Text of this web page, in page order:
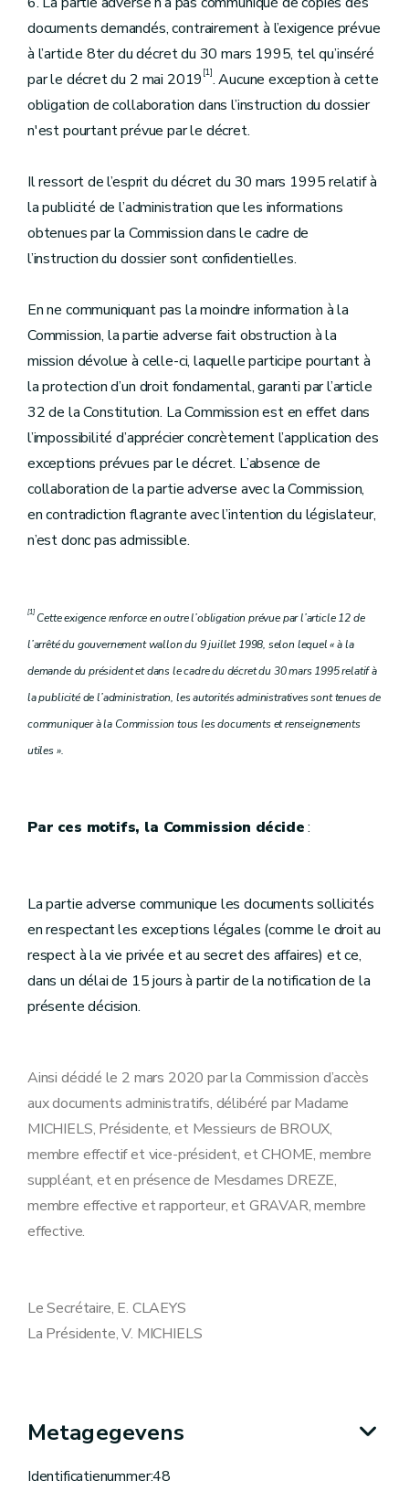
documents demandés, contrairement à l’exigence prévue
à l’article 8ter du décret du 30 mars 1995, tel qu’inséré
par le décret du 2 mai 2019 [1]. Aucune exception à cette
obligation de collaboration dans l’instruction du dossier
n'est pourtant prévue par le décret.
Il ressort de l’esprit du décret du 30 mars 1995 relatif à
la publicité de l’administration que les informations
obtenues par la Commission dans le cadre de
l’instruction du dossier sont confidentielles.
En ne communiquant pas la moindre information à la
Commission, la partie adverse fait obstruction à la
mission dévolue à celle-ci, laquelle participe pourtant à
la protection d’un droit fondamental, garanti par l’article
32 de la Constitution. La Commission est en effet dans
l’impossibilité d’apprécier concrètement l’application des
exceptions prévues par le décret. L’absence de
collaboration de la partie adverse avec la Commission,
en contradiction flagrante avec l’intention du législateur,
n’est donc pas admissible.
[1]Cette exigence renforce en outre l’obligation prévue par l’article 12 de
l’arrêté du gouvernement wallon du 9 juillet 1998, selon lequel « à la
demande du président et dans le cadre du décret du 30 mars 1995 relatif à
la publicité de l’administration, les autorités administratives sont tenues de
communiquer à la Commission tous les documents et renseignements
utiles ».
Par ces motifs, la Commission décide:
La partie adverse communique les documents sollicités
en respectant les exceptions légales (comme le droit au
respect à la vie privée et au secret des affaires) et ce,
dans un délai de 15 jours à partir de la notification de la
présente décision.
Ainsi décidé le 2 mars 2020 par la Commission d’accès
aux documents administratifs, délibéré par Madame
MICHIELS, Présidente, et Messieurs de BROUX,
membre effectif et vice-président, et CHOME, membre
suppléant, et en présence de Mesdames DREZE,
membre effective et rapporteur, et GRAVAR, membre
effective.
Le Secrétaire, E. CLAEYS
La Présidente, V. MICHIELS
Metagegevens
Identificatienummer:48